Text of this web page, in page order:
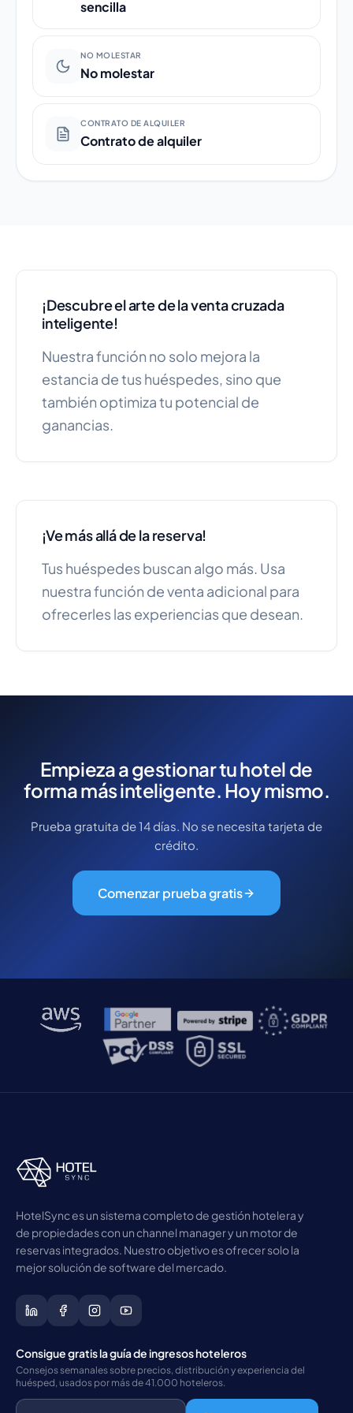
sencilla
NO MOLESTAR
No molestar
CONTRATO DE ALQUILER
Contrato de alquiler
¡Descubre el arte de la venta cruzada
inteligente!
Nuestra función no solo mejora la
estancia de tus huéspedes, sino que
también optimiza tu potencial de
ganancias.
¡Ve más allá de la reserva!
Tus huéspedes buscan algo más. Usa
nuestra función de venta adicional para
ofrecerles las experiencias que desean.
Empieza a gestionar tu hotel de
forma más inteligente. Hoy mismo.
Prueba gratuita de 14 días. No se necesita tarjeta de
crédito.
Comenzar prueba gratis
HotelSync es un sistema completo de gestión hotelera y
de propiedades con un channel manager y un motor de
reservas integrados. Nuestro objetivo es ofrecer solo la
mejor solución de software del mercado.
Consigue gratis la guía de ingresos hoteleros
Consejos semanales sobre precios, distribución y experiencia del
huésped, usados por más de 41.000 hoteleros.